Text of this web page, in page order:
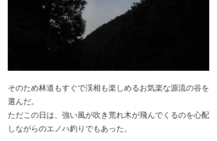
そのため林道もすぐで渓相も楽しめるお気楽な源流の谷を
選んだ。
ただこの日は、強い風が吹き荒れ木が飛んでくるのを心配
しながらのエノハ釣りでもあった。